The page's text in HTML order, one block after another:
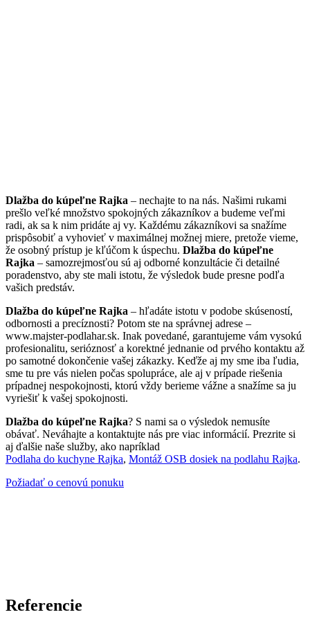
Dlažba do kúpeľne Rajka – nechajte to na nás. Našimi rukami
prešlo veľké množstvo spokojných zákazníkov a budeme veľmi
radi, ak sa k nim pridáte aj vy. Každému zákazníkovi sa snažíme
prispôsobiť a vyhovieť v maximálnej možnej miere, pretože vieme,
že osobný prístup je kľúčom k úspechu. Dlažba do kúpeľne
Rajka – samozrejmosťou sú aj odborné konzultácie či detailné
poradenstvo, aby ste mali istotu, že výsledok bude presne podľa
vašich predstáv.
Dlažba do kúpeľne Rajka – hľadáte istotu v podobe skúseností,
odbornosti a precíznosti? Potom ste na správnej adrese –
www.majster-podlahar.sk. Inak povedané, garantujeme vám vysokú
profesionalitu, serióznosť a korektné jednanie od prvého kontaktu až
po samotné dokončenie vašej zákazky. Keďže aj my sme iba ľudia,
sme tu pre vás nielen počas spolupráce, ale aj v prípade riešenia
prípadnej nespokojnosti, ktorú vždy berieme vážne a snažíme sa ju
vyriešiť k vašej spokojnosti.
Dlažba do kúpeľne Rajka? S nami sa o výsledok nemusíte
obávať. Neváhajte a kontaktujte nás pre viac informácií. Prezrite si
aj ďalšie naše služby, ako napríklad
Podlaha do kuchyne Rajka, Montáž OSB dosiek na podlahu Rajka.
Požiadať o cenovú ponuku
Referencie